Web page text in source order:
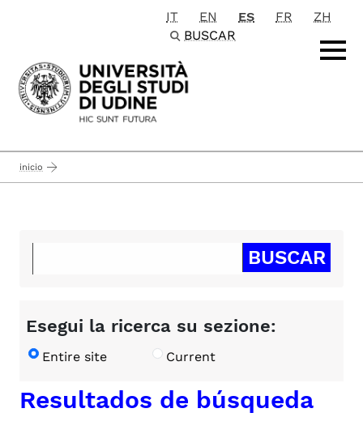
Passa al contenuto principale
IT EN ES FR
ZH
BUSCAR
inicio
Esegui la ricerca su sezione:
Entire site Current
Resultados de búsqueda